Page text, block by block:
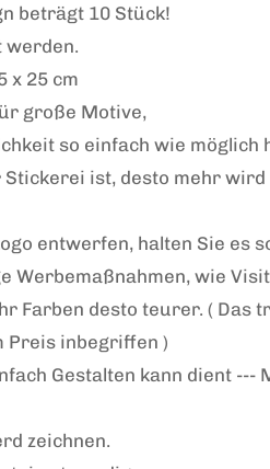
beträgt 10 Stück!
werden.
x 25 cm
große Motive,
so einfach wie möglich
ist, desto mehr
entwerfen, halten Sie es
Werbemaßnahmen, wie
Farben desto teurer. ( Das
Preis inbegriffen )
Gestalten kann dient ---
zeichnen.